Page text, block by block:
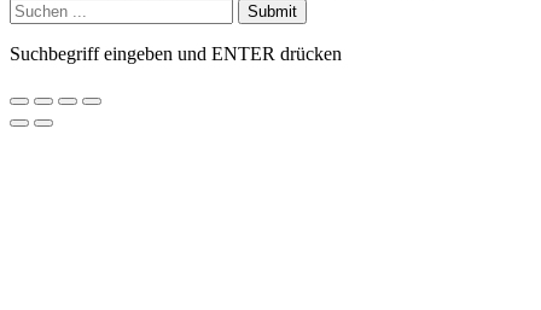
Submit
Suchbegriff eingeben und ENTER drücken